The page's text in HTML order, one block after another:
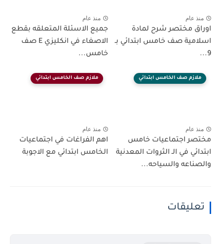
منذ عام
اوراق مختصر شرح لمادة
اسلامية صف خامس ابتدائي بـ
9...
منذ عام
جميع الاسئلة المتعلقه بقطع
الاصغاء في انكليزي E صف
خامس...
ملازم صف الخامس ابتدائي
منذ عام
مختصر اجتماعيات خامس
ابتدائي في الـ الثروات المعدنية
والصناعه والسياحه...
ملازم صف الخامس ابتدائي
منذ عام
اهم الفراغات في اجتماعيات
الخامس ابتدائي مع الاجوبة
تعليقات